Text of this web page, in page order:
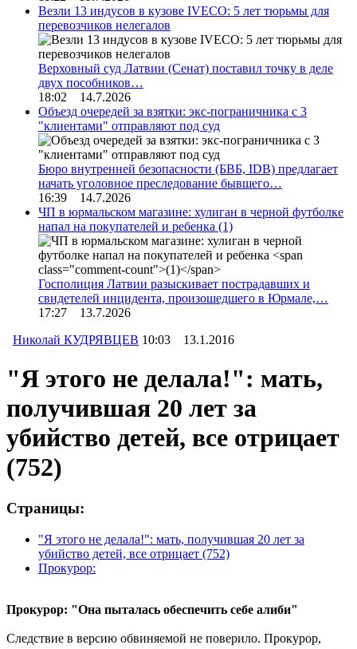
Везли 13 индусов в кузове IVECO: 5 лет тюрьмы для
перевозчиков нелегалов
Верховный суд Латвии (Сенат) поставил точку в деле
двух пособников…
18:02 14.7.2026
Объезд очередей за взятки: экс-пограничника с 3
"клиентами" отправляют под суд
Бюро внутренней безопасности (БВБ, IDB) предлагает
начать уголовное преследование бывшего…
16:39 14.7.2026
ЧП в юрмальском магазине: хулиган в черной футболке
напал на покупателей и ребенка (1)
Госполиция Латвии разыскивает пострадавших и
свидетелей инцидента, произошедшего в Юрмале,…
17:27 13.7.2026
Николай КУДРЯВЦЕВ 10:03 13.1.2016
"Я этого не делала!": мать,
получившая 20 лет за
убийство детей, все отрицает
(752)
Страницы:
"Я этого не делала!": мать, получившая 20 лет за
убийство детей, все отрицает (752)
Прокурор:
Прокурор: "Она пыталась обеспечить себе алиби"
Следствие в версию обвиняемой не поверило. Прокурор,